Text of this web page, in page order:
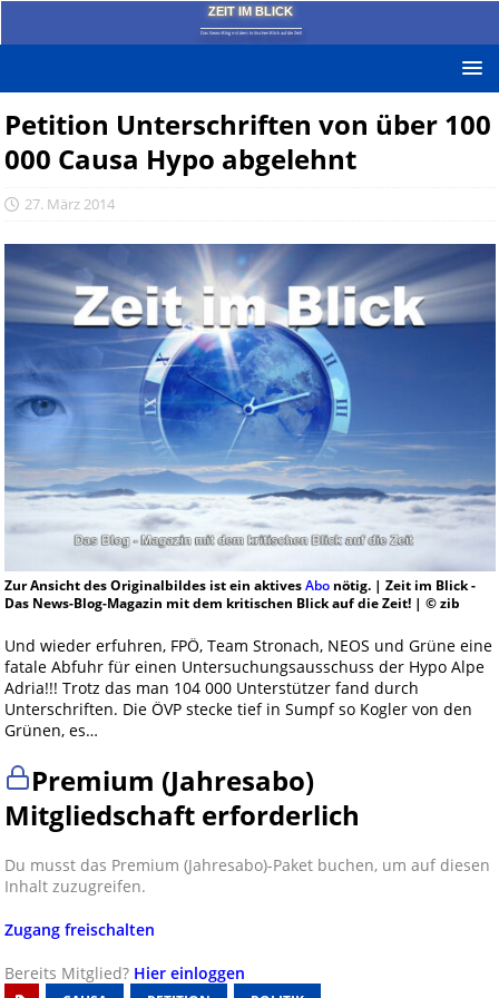
ZEIT IM BLICK
Das News-Blog mit dem kritischen Blick auf die Zeit!
Petition Unterschriften von über 100
000 Causa Hypo abgelehnt
27. März 2014
Zur Ansicht des Originalbildes ist ein aktivesAbonötig. | Zeit im Blick -
Das News-Blog-Magazin mit dem kritischen Blick auf die Zeit! | © zib
Und wieder erfuhren, FPÖ, Team Stronach, NEOS und Grüne eine
fatale Abfuhr für einen Untersuchungsausschuss der Hypo Alpe
Adria!!! Trotz das man 104 000 Unterstützer fand durch
Unterschriften. Die ÖVP stecke tief in Sumpf so Kogler von den
Grünen, es…
Premium (Jahresabo)
Mitgliedschaft erforderlich
Du musst das Premium (Jahresabo)-Paket buchen, um auf diesen
Inhalt zuzugreifen.
Zugang freischalten
Bereits Mitglied? Hier einloggen